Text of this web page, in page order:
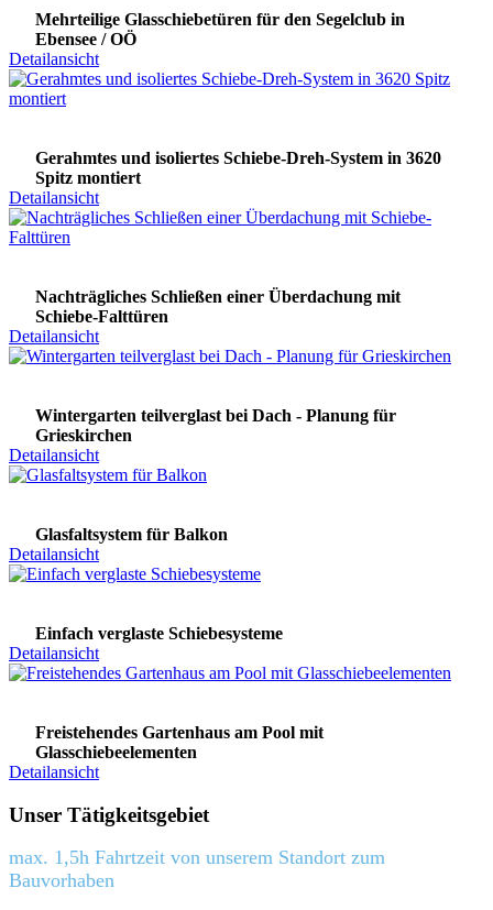
Mehrteilige Glasschiebetüren für den Segelclub in
Ebensee / OÖ
Detailansicht
Gerahmtes und isoliertes Schiebe-Dreh-System in 3620
Spitz montiert
Detailansicht
Nachträgliches Schließen einer Überdachung mit
Schiebe-Falttüren
Detailansicht
Wintergarten teilverglast bei Dach - Planung für
Grieskirchen
Detailansicht
Glasfaltsystem für Balkon
Detailansicht
Einfach verglaste Schiebesysteme
Detailansicht
Freistehendes Gartenhaus am Pool mit
Glasschiebeelementen
Detailansicht
Unser Tätigkeitsgebiet
max. 1,5h Fahrtzeit von unserem Standort zum
Bauvorhaben